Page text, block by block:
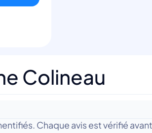
Colineau
Chaque avis est vérifié